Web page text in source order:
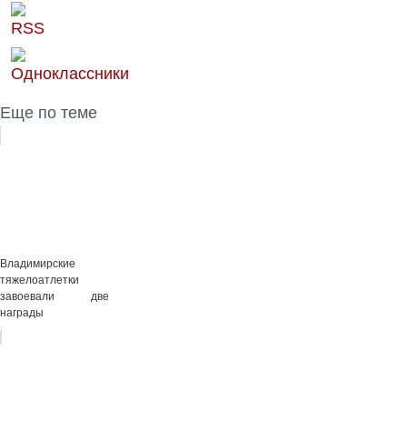
Еще по теме
Владимирские
тяжелоатлетки
завоевали две
награды